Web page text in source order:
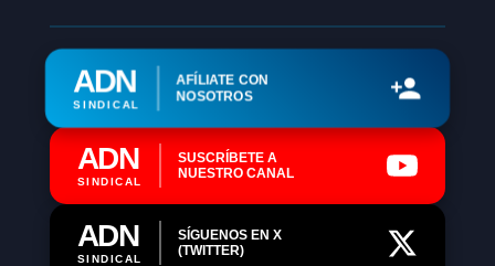
ADN
SINDICAL
AFÍLIATE CON
NOSOTROS
ADN
SINDICAL
SUSCRÍBETE A
NUESTRO CANAL
ADN
SINDICAL
SÍGUENOS EN X
(TWITTER)